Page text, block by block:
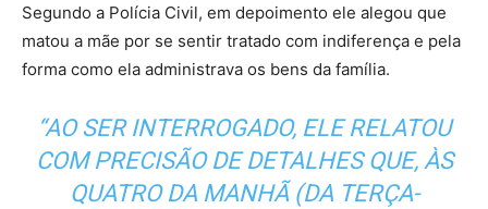
Segundo a Polícia Civil, em depoimento ele alegou que
matou a mãe por se sentir tratado com indiferença e pela
forma como ela administrava os bens da família.
“AO SER INTERROGADO, ELE RELATOU
COM PRECISÃO DE DETALHES QUE, ÀS
QUATRO DA MANHÃ (DA TERÇA-